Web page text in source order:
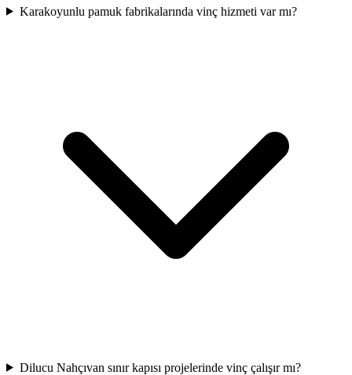
Karakoyunlu pamuk fabrikalarında vinç hizmeti var mı?
Dilucu Nahçıvan sınır kapısı projelerinde vinç çalışır mı?